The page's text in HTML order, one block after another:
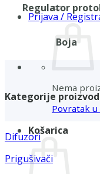
Prijava /
Nema
Povratak
Košarica
Regulator
Boja
Kategorije
Difuzori
Prigušivači